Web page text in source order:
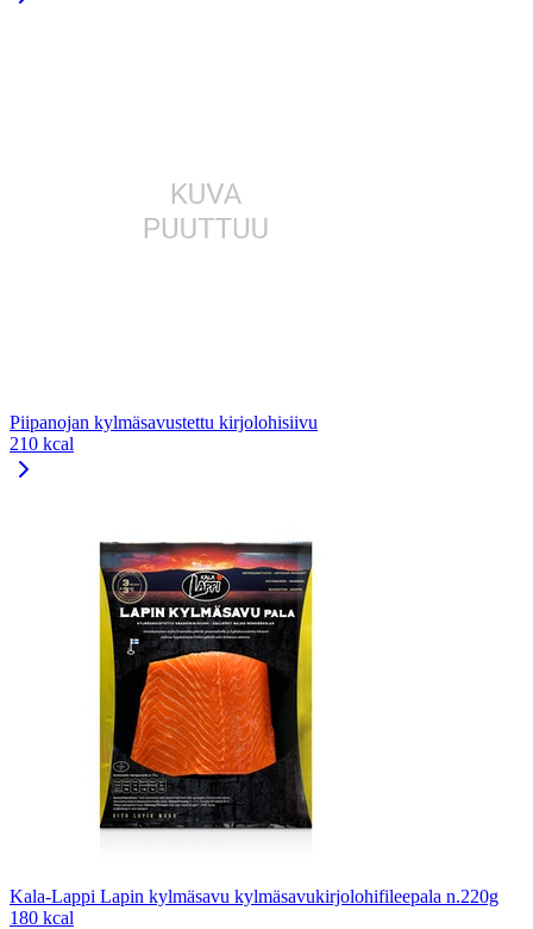
Piipanojan kylmäsavustettu kirjolohisiivu
210 kcal
Kala-Lappi Lapin kylmäsavu kylmäsavukirjolohifileepala n.220g
180 kcal